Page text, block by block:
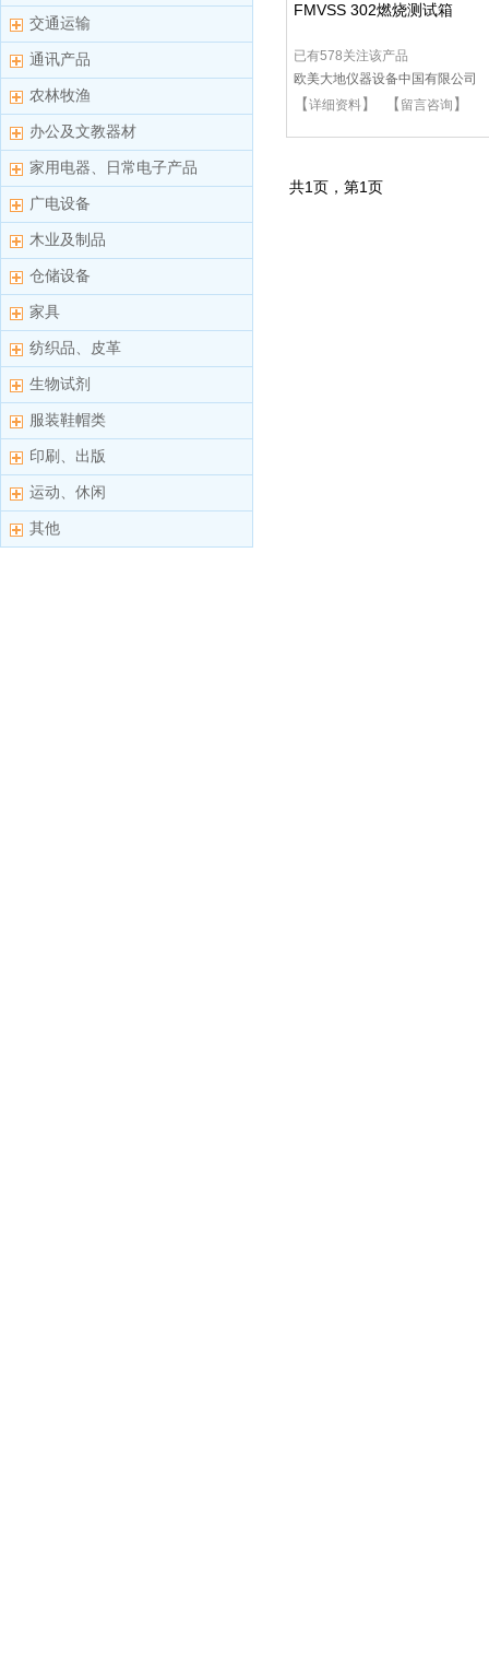
交通运输
通讯产品
农林牧渔
办公及文教器材
家用电器、日常电子产品
广电设备
木业及制品
仓储设备
家具
纺织品、皮革
生物试剂
服装鞋帽类
印刷、出版
运动、休闲
其他
FMVSS 302燃烧测试箱
已有578关注该产品
欧美大地仪器设备中国有限公司
【详细资料】 【 留言咨询 】
共1页，第1页